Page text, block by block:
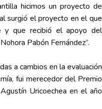
hicimos un proyecto de
surgió el proyecto en el que
y que recibió el apoyo del
Pabón Fernández”.
a cambios en la evaluación
fui merecedor del Premio
Uricoechea en el año